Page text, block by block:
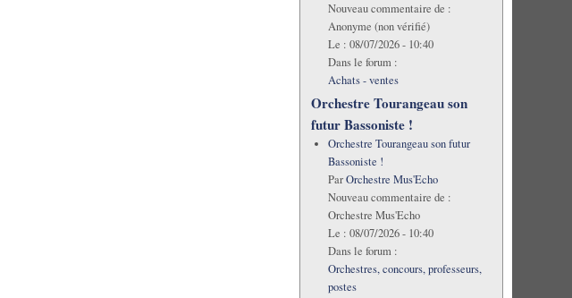
Nouveau commentaire de :
Anonyme (non vérifié)
Le : 08/07/2026 - 10:40
Dans le forum :
Achats - ventes
Orchestre Tourangeau son
futur Bassoniste !
Orchestre Tourangeau son futur
Bassoniste !
ParOrchestre Mus'Echo
Nouveau commentaire de :
Orchestre Mus'Echo
Le : 08/07/2026 - 10:40
Dans le forum :
Orchestres, concours, professeurs,
postes